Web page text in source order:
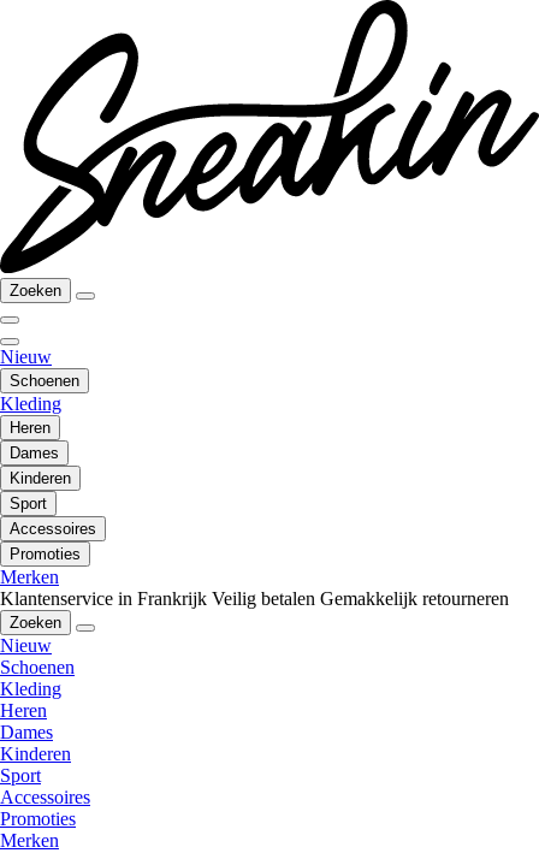
Zoeken
Nieuw
Schoenen
Kleding
Heren
Dames
Kinderen
Sport
Accessoires
Promoties
Merken
Klantenservice in Frankrijk Veilig betalen Gemakkelijk retourneren
Zoeken
Nieuw
Schoenen
Kleding
Heren
Dames
Kinderen
Sport
Accessoires
Promoties
Merken